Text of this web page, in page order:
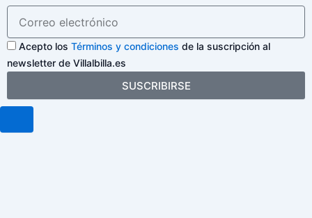
Acepto los Términos y condiciones de la suscripción al
newsletter de Villalbilla.es
SUSCRIBIRSE